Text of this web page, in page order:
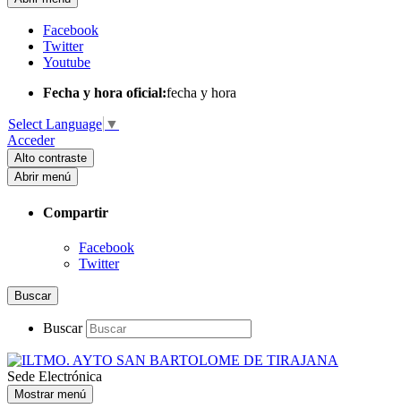
Facebook
Twitter
Youtube
Fecha y hora oficial:fecha y hora
Select Language ▼
Acceder
Alto contraste
Abrir menú
Compartir
Facebook
Twitter
Buscar
Buscar
Sede Electrónica
Mostrar menú